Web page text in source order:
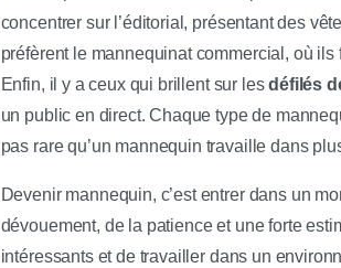
concentrer sur l’éditorial, présentant des
préfèrent le mannequinat commercial, où
Enfin, il y a ceux qui brillent sur lesdéfilés
un public en direct. Chaque type de
pas rare qu’un mannequin travaille dans
Devenir mannequin, c’est entrer dans un
dévouement, de la patience et une forte
intéressants et de travailler dans un